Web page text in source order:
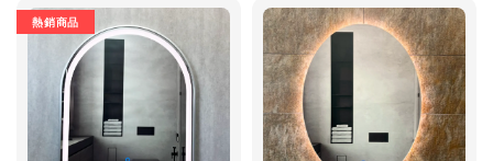
熱銷商品